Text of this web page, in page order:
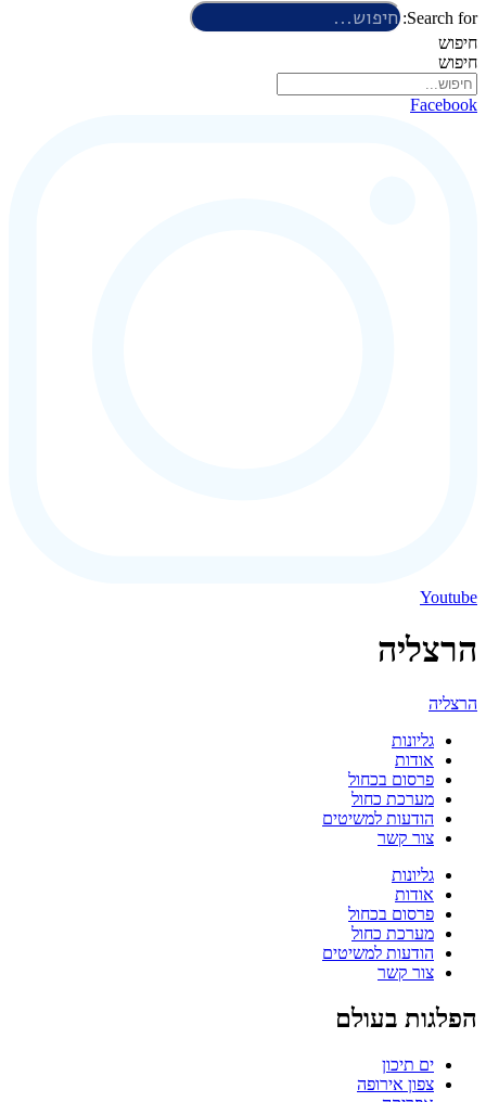
Search for:
חיפוש
חיפוש
Facebook
Youtube
הרצליה
הרצליה
גליונות
אודות
פרסום בכחול
מערכת כחול
הודעות למשיטים
צור קשר
גליונות
אודות
פרסום בכחול
מערכת כחול
הודעות למשיטים
צור קשר
הפלגות בעולם
ים תיכון
צפון אירופה